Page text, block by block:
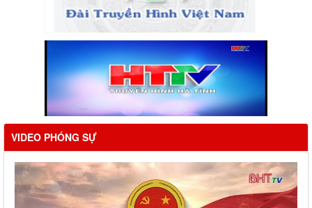
VIDEO PHÓNG SỰ